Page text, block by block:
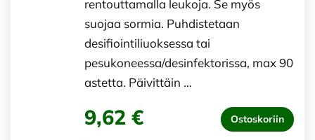
rentouttamalla leukoja. Se myös
suojaa sormia. Puhdistetaan
desifiointiliuoksessa tai
pesukoneessa/desinfektorissa, max 90
astetta. Päivittäin …
9,62 € Ostoskoriin